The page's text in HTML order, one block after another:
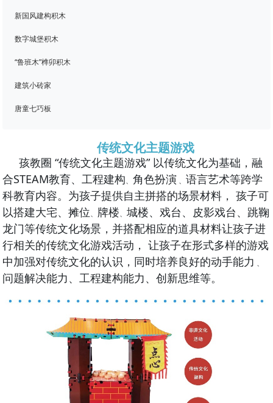
新国风建构积木
数字城堡积木
“鲁班木”榫卯积木
建筑小砖家
唐童七巧板
传统文化主题游戏
孩教圈 “传统文化主题游戏” 以传统文化为基础，融
合STEAM教育、工程建构、角色扮演 、语言艺术等跨学
科教育内容。为孩子提供自主拼搭的场景材料， 孩子可
以搭建大宅、摊位、 牌楼、城楼、戏台、皮影戏台、跳鞠
龙门等传统文化场景，并搭配相应的道具材料让孩子进
行相关的传统文化游戏活动， 让孩子在形式多样的游戏
中加强对传统文化的认识，同时培养良好的动手能力 、
问题解决能力、工程建构能力、创新思维等。